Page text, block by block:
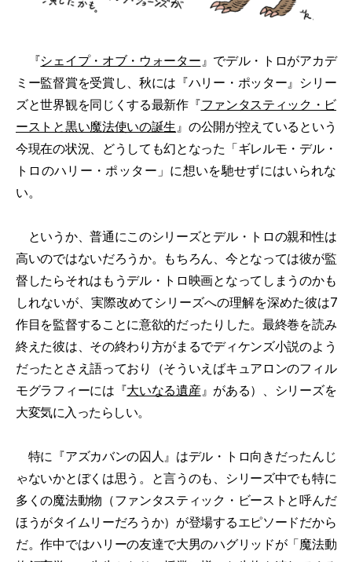
『シェイプ・オブ・ウォーター』でデル・トロがアカデ
ミー監督賞を受賞し、秋には『ハリー・ポッター』シリー
ズと世界観を同じくする最新作『ファンタスティック・ビ
ーストと黒い魔法使いの誕生』の公開が控えているという
今現在の状況、どうしても幻となった「ギレルモ・デル・
トロのハリー・ポッター」に想いを馳せずにはいられな
い。
というか、普通にこのシリーズとデル・トロの親和性は
高いのではないだろうか。もちろん、今となっては彼が監
督したらそれはもうデル・トロ映画となってしまうのかも
しれないが、実際改めてシリーズへの理解を深めた彼は7
作目を監督することに意欲的だったりした。最終巻を読み
終えた彼は、その終わり方がまるでディケンズ小説のよう
だったとさえ語っており（そういえばキュアロンのフィル
モグラフィーには『大いなる遺産』がある）、シリーズを
大変気に入ったらしい。
特に『アズカバンの囚人』はデル・トロ向きだったんじ
ゃないかとぼくは思う。と言うのも、シリーズ中でも特に
多くの魔法動物（ファンタスティック・ビーストと呼んだ
ほうがタイムリーだろうか）が登場するエピソードだから
だ。作中ではハリーの友達で大男のハグリッドが「魔法動